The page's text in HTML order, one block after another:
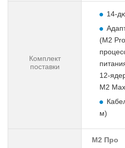
Комплект
поставки
14-
(M2
12-
M2
м)
М2 Про